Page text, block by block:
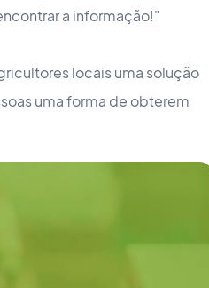
a informação!"
locais uma solução
uma forma de obterem